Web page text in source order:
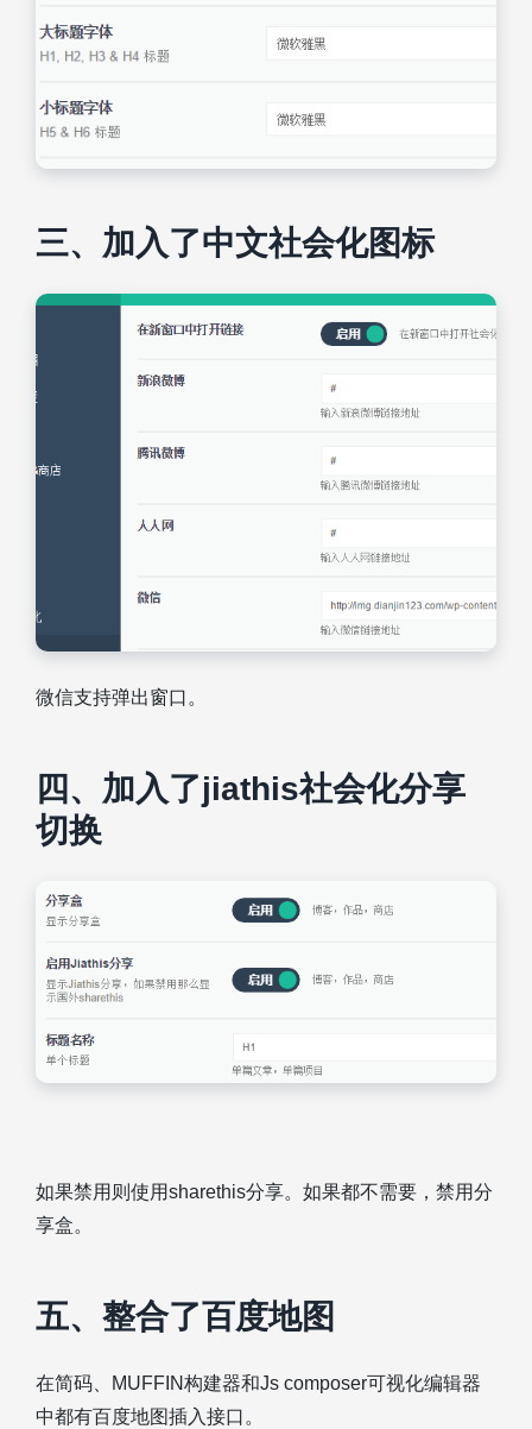
三、加入了中文社会化图标
微信支持弹出窗口。
四、加入了jiathis社会化分享
切换
如果禁用则使用sharethis分享。如果都不需要，禁用分
享盒。
五、整合了百度地图
在简码、MUFFIN构建器和Js composer可视化编辑器
中都有百度地图插入接口。